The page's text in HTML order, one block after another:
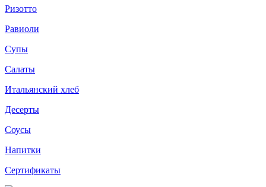
Ризотто
Равиоли
Супы
Салаты
Итальянский хлеб
Десерты
Соусы
Напитки
Сертификаты